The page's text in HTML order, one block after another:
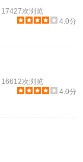
17427次浏览
4.0分
16612次浏览
4.0分